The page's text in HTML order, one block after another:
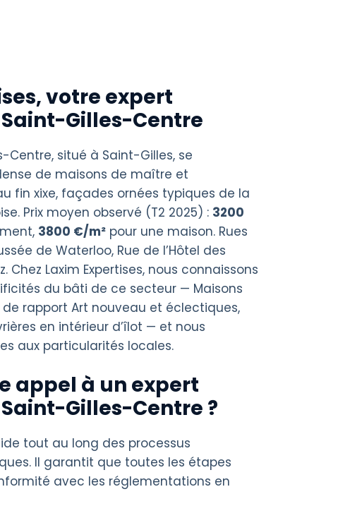
votre expert
Gilles-Centre
Centre, situé à Saint-Gilles, se
de maisons de maître et
fin xixe, façades ornées typiques de la
Prix moyen observé (T2 2025) : 3200
3800 €/m² pour une maison. Rues
de Waterloo, Rue de l’Hôtel des
Chez Laxim Expertises, nous connaissons
du bâti de ce secteur — Maisons
rapport Art nouveau et éclectiques,
en intérieur d’îlot — et nous
aux particularités locales.
appel à un expert
Gilles-Centre ?
tout au long des processus
Il garantit que toutes les étapes
avec les réglementations en